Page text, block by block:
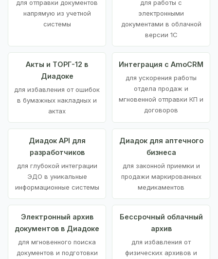
для отправки документов
напрямую из учетной
системы
для работы с
электронными
документами в облачной
версии 1С
Акты и ТОРГ-12 в
Диадоке
для избавления от ошибок
в бумажных накладных и
актах
Интеграция с AmoCRM
для ускорения работы
отдела продаж и
мгновенной отправки КП и
договоров
Диадок API для
разработчиков
для глубокой интеграции
ЭДО в уникальные
информационные системы
Диадок для аптечного
бизнеса
для законной приемки и
продажи маркированных
медикаментов
Электронный архив
документов в Диадоке
для мгновенного поиска
документов и подготовки
Бессрочный облачный
архив
для избавления от
физических архивов и